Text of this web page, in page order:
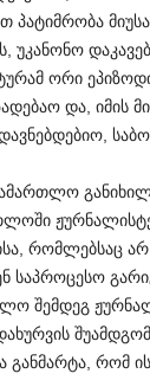
უკანონო
ორი
და, იმის
რომლებსაც
საპროცესო
შემდეგ
რომ